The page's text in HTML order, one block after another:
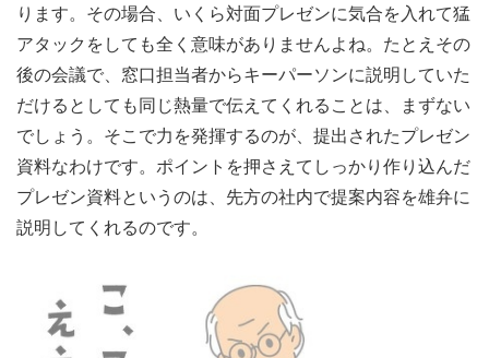
ります。その場合、いくら対面プレゼンに気合を入れて猛
アタックをしても全く意味がありませんよね。たとえその
後の会議で、窓口担当者からキーパーソンに説明していた
だけるとしても同じ熱量で伝えてくれることは、まずない
でしょう。そこで力を発揮するのが、提出されたプレゼン
資料なわけです。ポイントを押さえてしっかり作り込んだ
プレゼン資料というのは、先方の社内で提案内容を雄弁に
説明してくれるのです。